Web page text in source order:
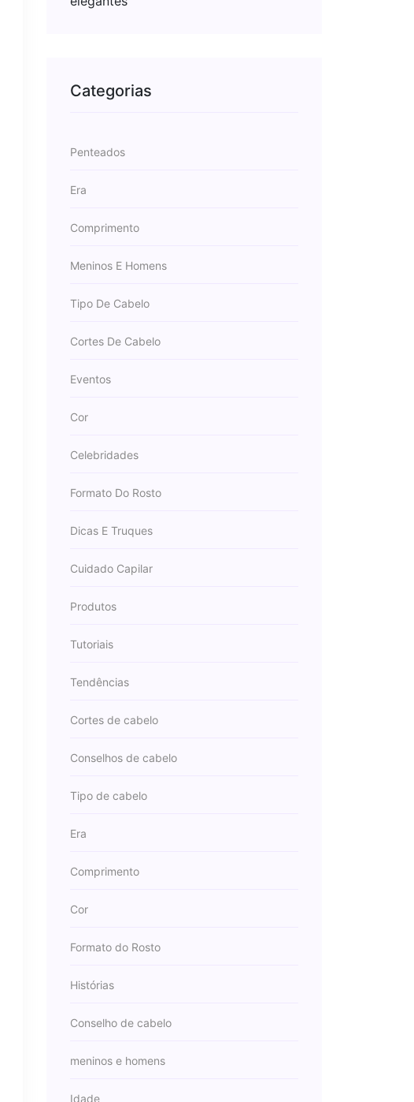
Categorias
Penteados
Era
Comprimento
Meninos E Homens
Tipo De Cabelo
Cortes De Cabelo
Eventos
Cor
Celebridades
Formato Do Rosto
Dicas E Truques
Cuidado Capilar
Produtos
Tutoriais
Tendências
Cortes de cabelo
Conselhos de cabelo
Tipo de cabelo
Era
Comprimento
Cor
Formato do Rosto
Histórias
Conselho de cabelo
meninos e homens
Idade